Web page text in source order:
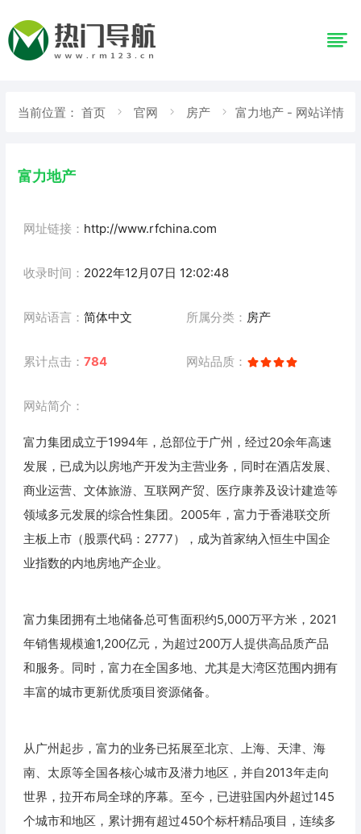
当前位置： 首页 官网 房产 富力地产 - 网站详情
富力地产
网址链接： http://www.rfchina.com
收录时间： 2022年12月07日 12:02:48
网站语言： 简体中文 所属分类： 房产
累计点击： 784 网站品质：
网站简介：
富力集团成立于1994年，总部位于广州，经过20余年高速
发展，已成为以房地产开发为主营业务，同时在酒店发展、
商业运营、文体旅游、互联网产贸、医疗康养及设计建造等
领域多元发展的综合性集团。2005年，富力于香港联交所
主板上市（股票代码：2777），成为首家纳入恒生中国企
业指数的内地房地产企业。
富力集团拥有土地储备总可售面积约5,000万平方米，2021
年销售规模逾1,200亿元，为超过200万人提供高品质产品
和服务。同时，富力在全国多地、尤其是大湾区范围内拥有
丰富的城市更新优质项目资源储备。
从广州起步，富力的业务已拓展至北京、上海、天津、海
南、太原等全国各核心城市及潜力地区，并自2013年走向
世界，拉开布局全球的序幕。至今，已进驻国内外超过145
个城市和地区，累计拥有超过450个标杆精品项目，连续多